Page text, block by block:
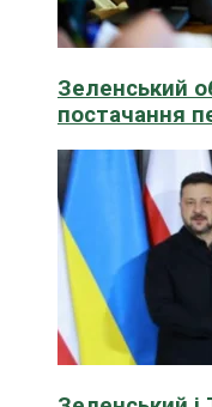
Зеленський
постачання